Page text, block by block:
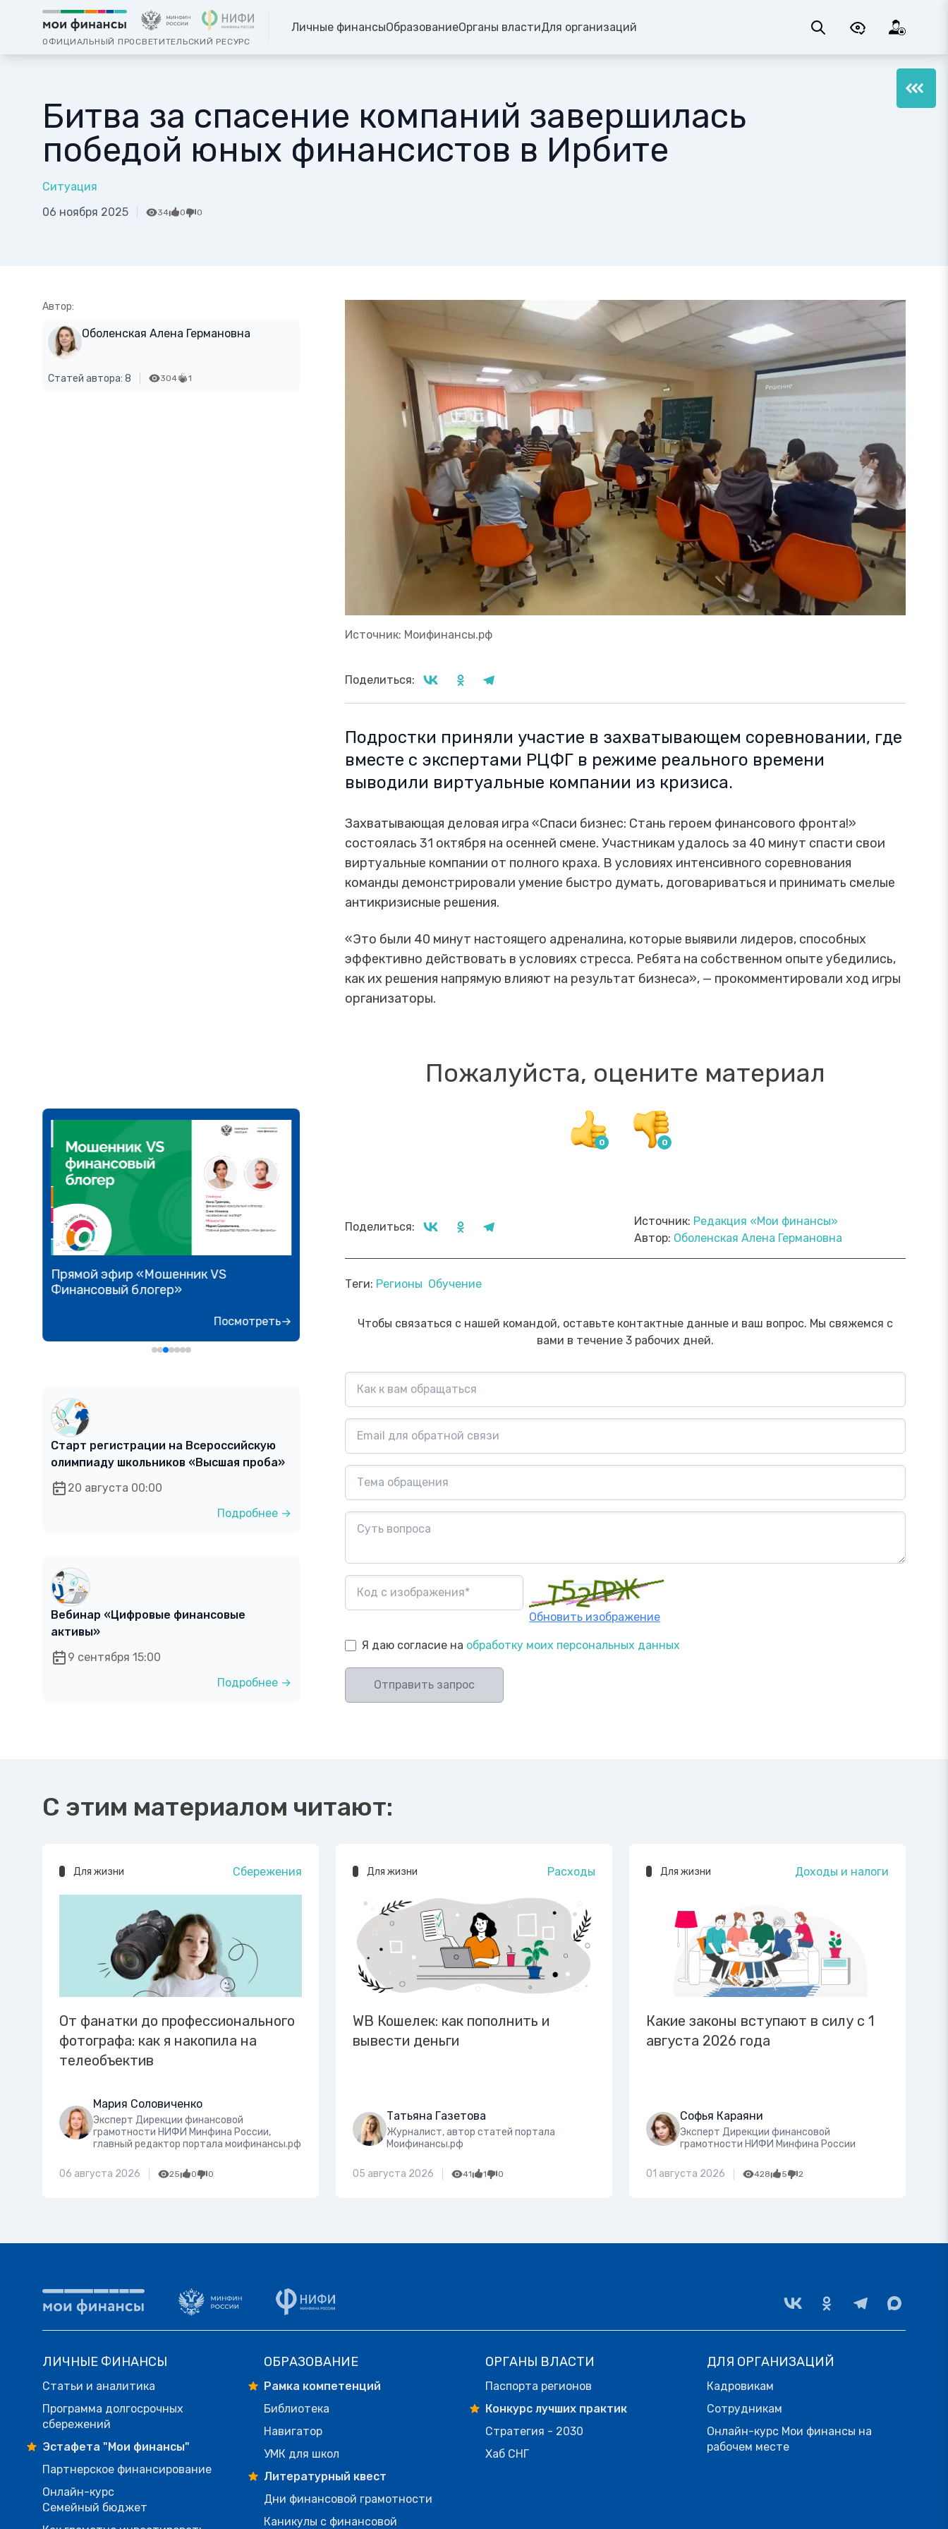
ОФИЦИАЛЬНЫЙ ПРОСВЕТИТЕЛЬСКИЙ РЕСУРС
Личные финансыОбразованиеОрганы властиДля организаций
Битва за спасение компаний завершилась
победой юных финансистов в Ирбите
Ситуация
06 ноября 2025
34 0 0
Автор:
Оболенская Алена Германовна
Статей автора: 8 304 1
Источник: Моифинансы.рф
Поделиться:
Подростки приняли участие в захватывающем соревновании, где
вместе с экспертами РЦФГ в режиме реального времени
выводили виртуальные компании из кризиса.
Захватывающая деловая игра «Спаси бизнес: Стань героем финансового фронта!»
состоялась 31 октября на осенней смене. Участникам удалось за 40 минут спасти свои
виртуальные компании от полного краха. В условиях интенсивного соревнования
команды демонстрировали умение быстро думать, договариваться и принимать смелые
антикризисные решения.
«Это были 40 минут настоящего адреналина, которые выявили лидеров, способных
эффективно действовать в условиях стресса. Ребята на собственном опыте убедились,
как их решения напрямую влияют на результат бизнеса», — прокомментировали ход игры
организаторы.
Пожалуйста, оцените материал
Поделиться: Источник: Редакция «Мои финансы»
Автор: Оболенская Алена Германовна
Теги: Регионы Обучение
Чтобы связаться с нашей командой, оставьте контактные данные и ваш вопрос. Мы свяжемся с
вами в течение 3 рабочих дней.
Обновить изображение
Я даю согласие на обработку моих персональных данных
Отправить запрос
Прямой эфир «Мошенник VS
Финансовый блогер»
Посмотреть→
Прямой эфир «Онлайн-инструменты,
которые помогут обезопасить
Посмотреть→ Посмотреть→
Старт регистрации на Всероссийскую
олимпиаду школьников «Высшая проба»
20 августа 00:00
Подробнее →
Вебинар «Цифровые финансовые
активы»
9 сентября 15:00
Подробнее →
С этим материалом читают:
Для жизни Сбережения
От фанатки до профессионального
фотографа: как я накопила на
телеобъектив
Мария Соловиченко
Эксперт Дирекции финансовой
грамотности НИФИ Минфина России,
главный редактор портала моифинансы.рф
06 августа 2026 25 0 0
Для жизни Расходы
WB Кошелек: как пополнить и
вывести деньги
Татьяна Газетова
Журналист, автор статей портала
Моифинансы.рф
05 августа 2026 41 1 0
Для жизни Доходы и налоги
Какие законы вступают в силу с 1
августа 2026 года
Софья Караяни
Эксперт Дирекции финансовой
грамотности НИФИ Минфина России
01 августа 2026 428 5 2
ЛИЧНЫЕ ФИНАНСЫ
Статьи и аналитика
Программа долгосрочных
сбережений
Эстафета "Мои финансы"
Партнерское финансирование
Онлайн-курс
Семейный бюджет
ОБРАЗОВАНИЕ
Рамка компетенций
Библиотека
Навигатор
УМК для школ
Литературный квест
Дни финансовой грамотности
Каникулы с финансовой
ОРГАНЫ ВЛАСТИ
Паспорта регионов
Конкурс лучших практик
Стратегия - 2030
Хаб СНГ
ДЛЯ ОРГАНИЗАЦИЙ
Кадровикам
Сотрудникам
Онлайн-курс Мои финансы на
рабочем месте